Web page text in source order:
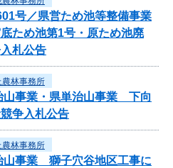
号／県営ため池等整備事業
ため池第1号・原ため池廃
札公告
農林事務所
山事業・県単治山事業 下向
争入札公告
農林事務所
山事業 獅子穴谷地区工事に